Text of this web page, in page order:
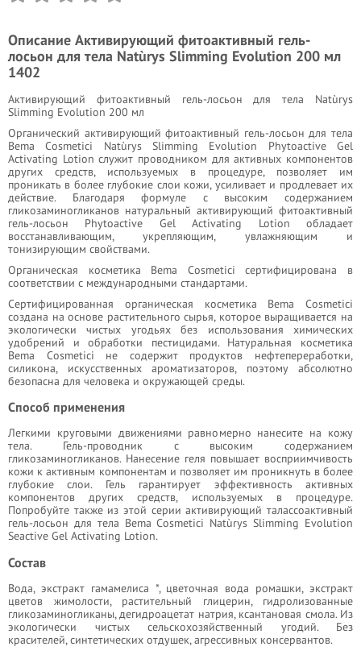
Описание Активирующий фитоактивный гель-
лосьон для тела Natùrys Slimming Evolution 200 мл
1402
Активирующий фитоактивный гель-лосьон для тела Natùrys
Slimming Evolution 200 мл
Органический активирующий фитоактивный гель-лосьон для тела
Bema Cosmetici Natùrys Slimming Evolution Phytoactive Gel
Activating Lotion служит проводником для активных компонентов
других средств, используемых в процедуре, позволяет им
проникать в более глубокие слои кожи, усиливает и продлевает их
действие. Благодаря формуле с высоким содержанием
гликозаминогликанов натуральный активирующий фитоактивный
гель-лосьон Phytoactive Gel Activating Lotion обладает
восстанавливающим, укрепляющим, увлажняющим и
тонизирующим свойствами.
Органическая косметика Bema Cosmetici сертифицирована в
соответствии с международными стандартами.
Сертифицированная органическая косметика Bema Cosmetici
создана на основе растительного сырья, которое выращивается на
экологически чистых угодьях без использования химических
удобрений и обработки пестицидами. Натуральная косметика
Bema Cosmetici не содержит продуктов нефтепереработки,
силикона, искусственных ароматизаторов, поэтому абсолютно
безопасна для человека и окружающей среды.
Способ применения
Легкими круговыми движениями равномерно нанесите на кожу
тела. Гель-проводник с высоким содержанием
гликозаминогликанов. Нанесение геля повышает восприимчивость
кожи к активным компонентам и позволяет им проникнуть в более
глубокие слои. Гель гарантирует эффективность активных
компонентов других средств, используемых в процедуре.
Попробуйте также из этой серии активирующий талассоактивный
гель-лосьон для тела Bema Cosmetici Natùrys Slimming Evolution
Seactive Gel Activating Lotion.
Состав
Вода, экстракт гамамелиса *, цветочная вода ромашки, экстракт
цветов жимолости, растительный глицерин, гидролизованные
гликозаминогликаны, дегидроацетат натрия, ксантановая смола. Из
экологически чистых сельскохозяйственный угодий. Без
красителей, синтетических отдушек, агрессивных консервантов.